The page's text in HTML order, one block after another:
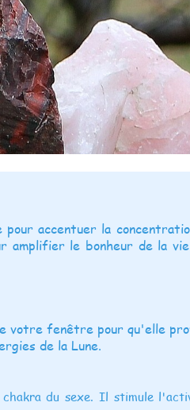
accentuer la
amplifier le bonheur de la
votre fenêtre pour qu'elle
de la Lune.
chakra du sexe. Il stimule